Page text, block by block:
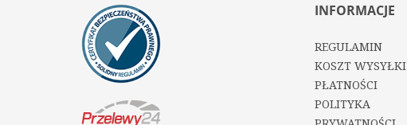
INFORMACJE
REGULAMIN
KOSZT WYSYŁKI
PŁATNOŚCI
POLITYKA